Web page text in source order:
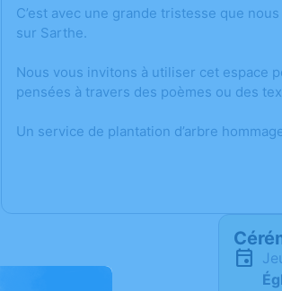
C’est avec une grande tristesse que
sur Sarthe.
Nous vous invitons à utiliser cet espace
pensées à travers des poèmes ou des
Un service de plantation d’arbre